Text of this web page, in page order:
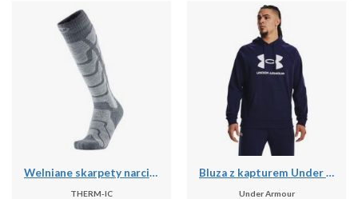
Welniane skarpety narciarski czlowiek Therm-ic Ski Warm wysokosc kolana
THERM-IC
Bluza z kapturem Under Armour Rival Fleece, Mężczyźni
Under Armour